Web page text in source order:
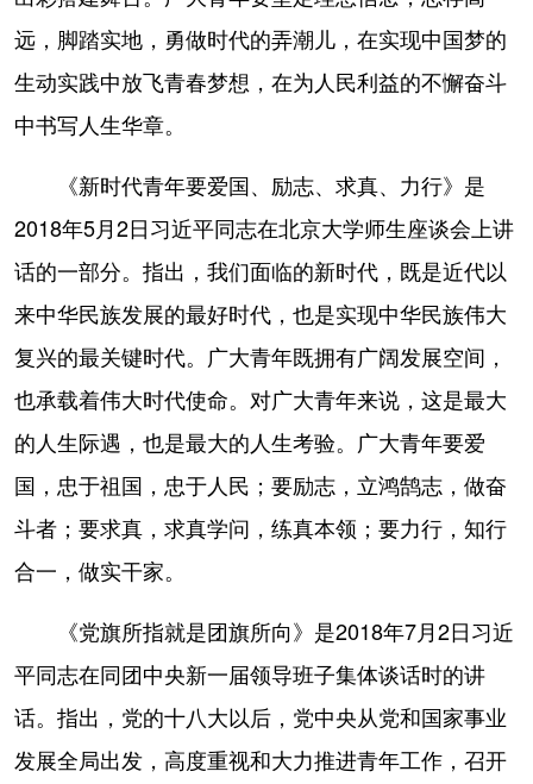
远，脚踏实地，勇做时代的弄潮儿，在实现中国梦的
生动实践中放飞青春梦想，在为人民利益的不懈奋斗
中书写人生华章。
《新时代青年要爱国、励志、求真、力行》是
2018年5月2日习近平同志在北京大学师生座谈会上讲
话的一部分。指出，我们面临的新时代，既是近代以
来中华民族发展的最好时代，也是实现中华民族伟大
复兴的最关键时代。广大青年既拥有广阔发展空间，
也承载着伟大时代使命。对广大青年来说，这是最大
的人生际遇，也是最大的人生考验。广大青年要爱
国，忠于祖国，忠于人民；要励志，立鸿鹄志，做奋
斗者；要求真，求真学问，练真本领；要力行，知行
合一，做实干家。
《党旗所指就是团旗所向》是2018年7月2日习近
平同志在同团中央新一届领导班子集体谈话时的讲
话。指出，党的十八大以后，党中央从党和国家事业
发展全局出发，高度重视和大力推进青年工作，召开